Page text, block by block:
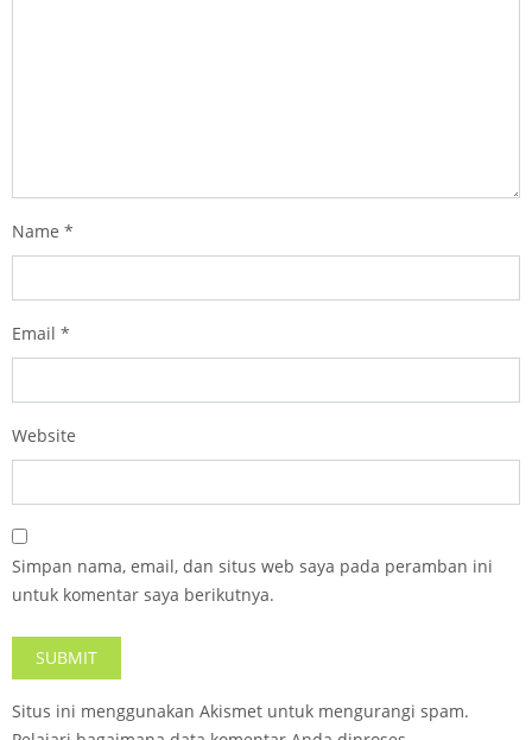
Name *
Email *
Website
Simpan nama, email, dan situs web saya pada peramban ini
untuk komentar saya berikutnya.
Situs ini menggunakan Akismet untuk mengurangi spam.